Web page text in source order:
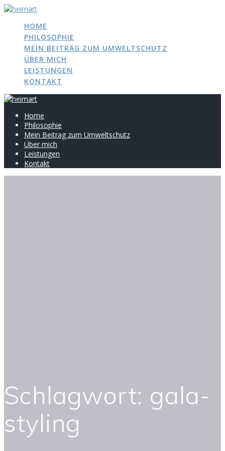
Zum
springenHOME
PHILOSOPHIE
MEIN BEITRAG ZUM UMWELTSCHUTZ
ÜBER MICH
LEISTUNGEN
KONTAKT
Home
Philosophie
Mein Beitrag zum Umweltschutz
Über mich
Leistungen
Kontakt
Schlagwort: gala-
styling